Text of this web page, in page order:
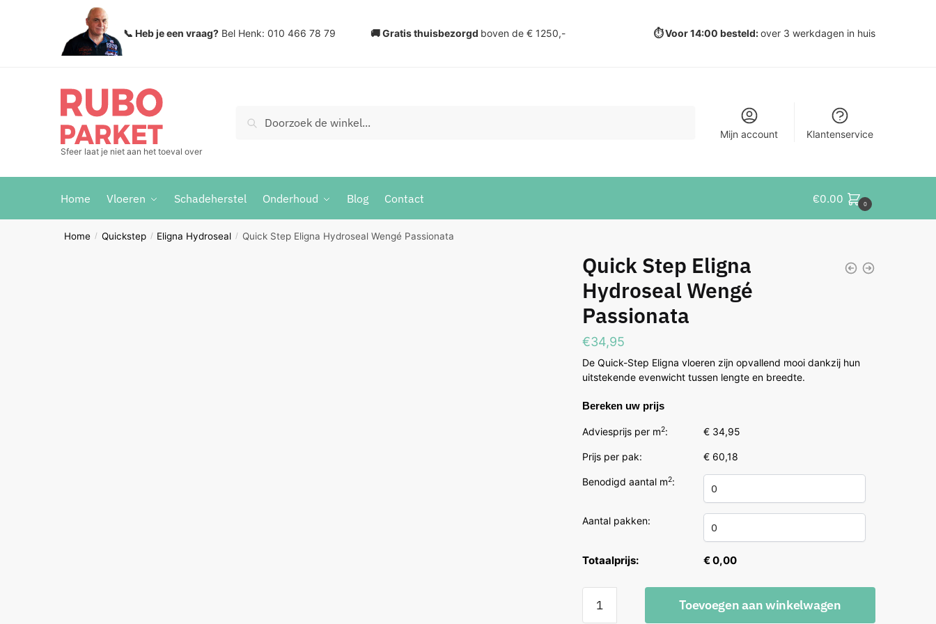
📞 Heb je een vraag? Bel Henk: 010 466 78 79 🚚 Gratis thuisbezorgd boven de € 1250,- ⏱️ Voor 14:00 besteld:over 3 werkdagen in huis
Sfeer laat je niet aan het toeval over
voor:
Mijn account Klantenservice
Home Vloeren Schadeherstel Onderhoud Blog Contact €0.00 0
Home / Quickstep / Eligna Hydroseal / Quick Step Eligna Hydroseal Wengé Passionata
Quick Step Eligna
Hydroseal Wengé
Passionata
€34,95
De Quick-Step Eligna vloeren zijn opvallend mooi dankzij hun
uitstekende evenwicht tussen lengte en breedte.
Bereken uw prijs
Adviesprijs per m2: € 34,95
Prijs per pak: € 60,18
Benodigd aantal m2:
Aantal pakken:
Totaalprijs: € 0,00
Step
Toevoegen aan winkelwagen